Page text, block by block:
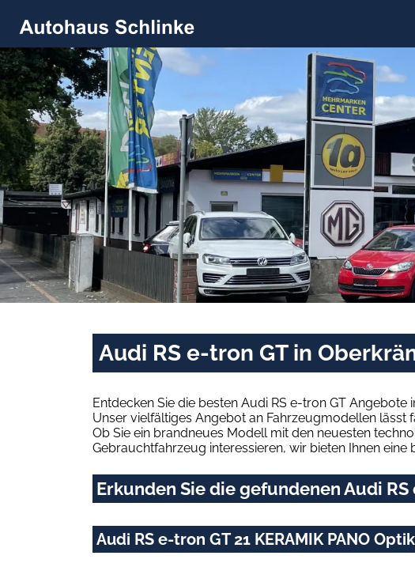
Audi RS e-tron GT in
Entdecken Sie die besten Audi RS e-tron GT
Unser vielfältiges Angebot an Fahrzeugmodellen lässt
Ob Sie ein brandneues Modell mit den neuesten
Gebrauchtfahrzeug interessieren, wir bieten Ihnen eine
Erkunden Sie die gefundenen Audi
Audi RS e-tron GT 21 KERAMIK PANO